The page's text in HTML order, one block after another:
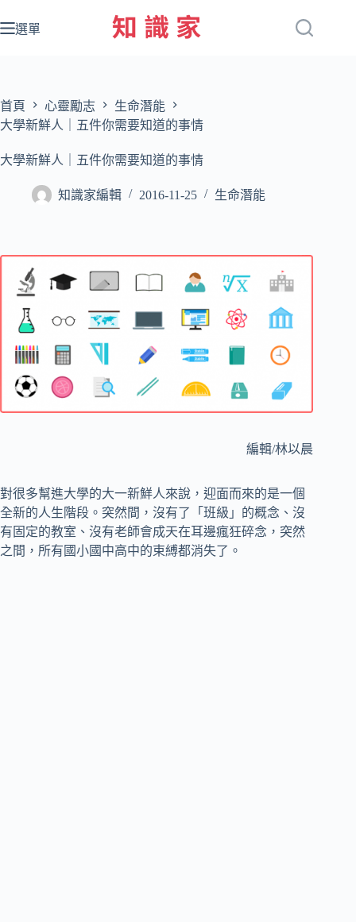
至
容
選單
首頁 心靈勵志
生命潛能
大學新鮮人｜五件你需要知道的事情
大學新鮮人｜五件你需要知道的事情
知識家編輯 2016-11-25 生命潛能
編輯/林以晨
對很多幫進大學的大一新鮮人來說，迎面而來的是一個
全新的人生階段。突然間，沒有了「班級」的概念、沒
有固定的教室、沒有老師會成天在耳邊瘋狂碎念，突然
之間，所有國小國中高中的束縛都消失了。